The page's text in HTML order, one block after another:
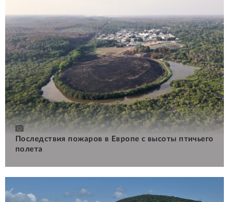
Последствия пожаров в Европе с высоты птичьего
полета